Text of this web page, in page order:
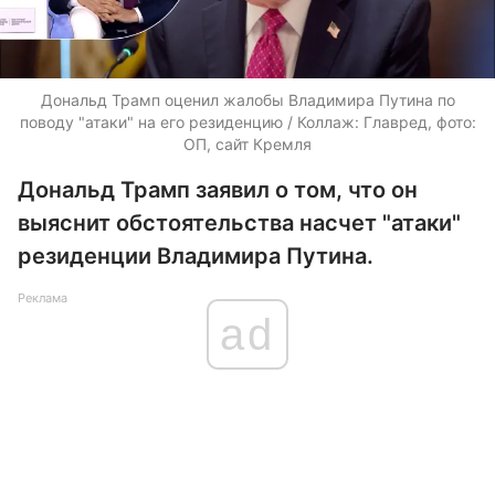
Дональд Трамп оценил жалобы Владимира Путина по
поводу "атаки" на его резиденцию / Коллаж: Главред, фото:
ОП, сайт Кремля
Дональд Трамп заявил о том, что он
выяснит обстоятельства насчет "атаки"
резиденции Владимира Путина.
Реклама
ad